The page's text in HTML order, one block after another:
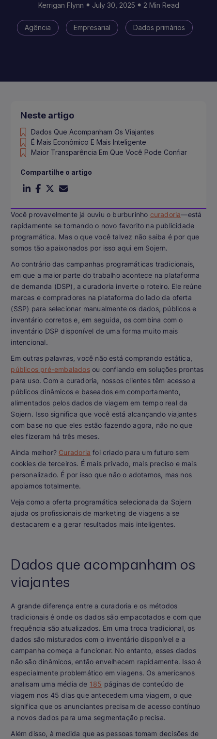
Kerrigan Flynn July 30, 2025 2 Min Read
Agência Empresarial Dados primários
Você provavelmente já ouviu o burburinho curadoria—está
rapidamente se tornando o novo favorito na publicidade
programática. Mas o que você talvez não saiba é por que
somos tão apaixonados por isso aqui em Sojern.
Ao contrário das campanhas programáticas tradicionais,
em que a maior parte do trabalho acontece na plataforma
de demanda (DSP), a curadoria inverte o roteiro. Ele reúne
marcas e compradores na plataforma do lado da oferta
(SSP) para selecionar manualmente os dados, públicos e
inventário corretos e, em seguida, os combina com o
inventário DSP disponível de uma forma muito mais
intencional.
Em outras palavras, você não está comprando estática,
públicos pré-embaladosou confiando em soluções prontas
para uso. Com a curadoria, nossos clientes têm acesso a
públicos dinâmicos e baseados em comportamento,
alimentados pelos dados de viagem em tempo real da
Sojern. Isso significa que você está alcançando viajantes
com base no que eles estão fazendo agora, não no que
eles fizeram há três meses.
Ainda melhor? Curadoria foi criado para um futuro sem
cookies de terceiros. É mais privado, mais preciso e mais
personalizado. É por isso que não o adotamos, mas nos
apoiamos totalmente.
Veja como a oferta programática selecionada da Sojern
ajuda os profissionais de marketing de viagens a se
destacarem e a gerar resultados mais inteligentes.
Dados que acompanham os
viajantes
A grande diferença entre a curadoria e os métodos
tradicionais é onde os dados são empacotados e com que
frequência são atualizados. Em uma troca tradicional, os
dados são misturados com o inventário disponível e a
campanha começa a funcionar. No entanto, esses dados
não são dinâmicos, então envelhecem rapidamente. Isso é
especialmente problemático em viagens. Os americanos
analisam uma média de 185 páginas de conteúdo de
viagem nos 45 dias que antecedem uma viagem, o que
significa que os anunciantes precisam de acesso contínuo
a novos dados para uma segmentação precisa.
Além disso, à medida que as pessoas tomam decisões de
Neste artigo
Dados Que Acompanham Os Viajantes
É Mais Econômico E Mais Inteligente
Maior Transparência Em Que Você Pode Confiar
Compartilhe o artigo